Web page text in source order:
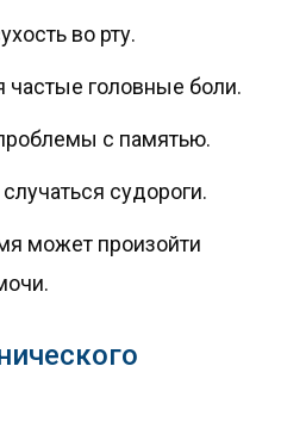
во рту.
головные боли.
с памятью.
судороги.
может произойти